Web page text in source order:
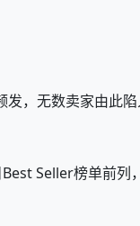
，无数卖家由此陷
Seller榜单前列